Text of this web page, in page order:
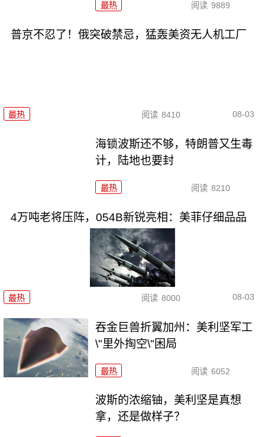
最热 阅读 9889
普京不忍了！俄突破禁忌，猛轰美资无人机工厂
最热 阅读 8410 08-03
海锁波斯还不够，特朗普又生毒
计，陆地也要封
最热 阅读 8210
4万吨老将压阵，054B新锐亮相：美菲仔细品品
最热 阅读 8000 08-03
吞金巨兽折翼加州：美利坚军工
\"里外掏空\"困局
最热 阅读 6052
波斯的浓缩铀，美利坚是真想
拿，还是做样子？